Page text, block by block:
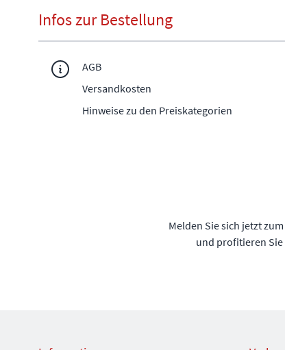
Infos zur Bestellung
AGB
Versandkosten
Hinweise zu den Preiskategorien
Melden Sie sich jetzt
und profitieren